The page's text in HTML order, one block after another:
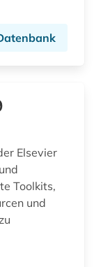
Elsevier
Toolkits,
und